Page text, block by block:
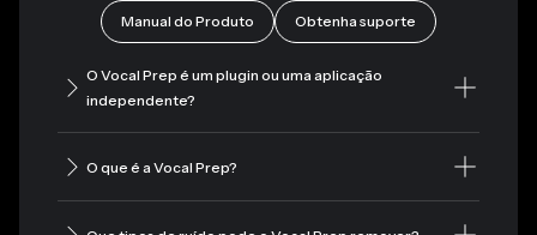
Manual do Produto Obtenha suporte
O Vocal Prep é um plugin ou uma aplicação
independente?
O que é a Vocal Prep?